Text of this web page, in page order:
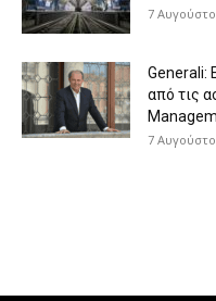
7
Generali:
από τις
7